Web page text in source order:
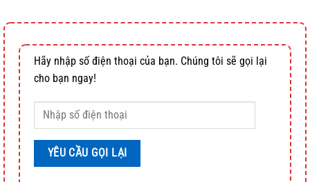
Hãy nhập số điện thoại của bạn. Chúng tôi sẽ gọi lại
cho bạn ngay!